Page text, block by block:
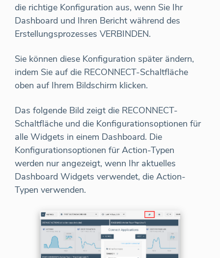
die richtige Konfiguration aus, wenn Sie Ihr
Dashboard und Ihren Bericht während des
Erstellungsprozesses VERBINDEN.
Sie können diese Konfiguration später ändern,
indem Sie auf die RECONNECT-Schaltfläche
oben auf Ihrem Bildschirm klicken.
Das folgende Bild zeigt die RECONNECT-
Schaltfläche und die Konfigurationsoptionen für
alle Widgets in einem Dashboard. Die
Konfigurationsoptionen für Action-Typen
werden nur angezeigt, wenn Ihr aktuelles
Dashboard Widgets verwendet, die Action-
Typen verwenden.